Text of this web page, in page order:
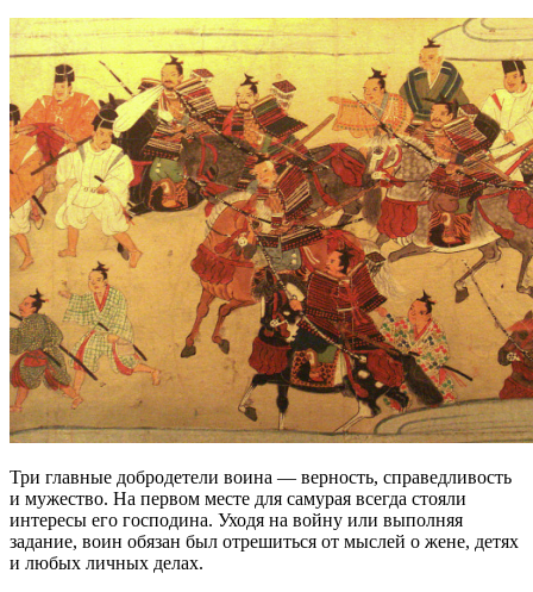
Три главные добродетели воина — верность, справедливость
и мужество. На первом месте для самурая всегда стояли
интересы его господина. Уходя на войну или выполняя
задание, воин обязан был отрешиться от мыслей о жене, детях
и любых личных делах.